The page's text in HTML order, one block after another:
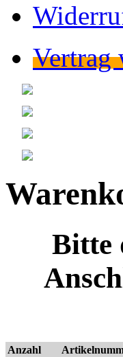
Vertrag
Bitte
Anzahl